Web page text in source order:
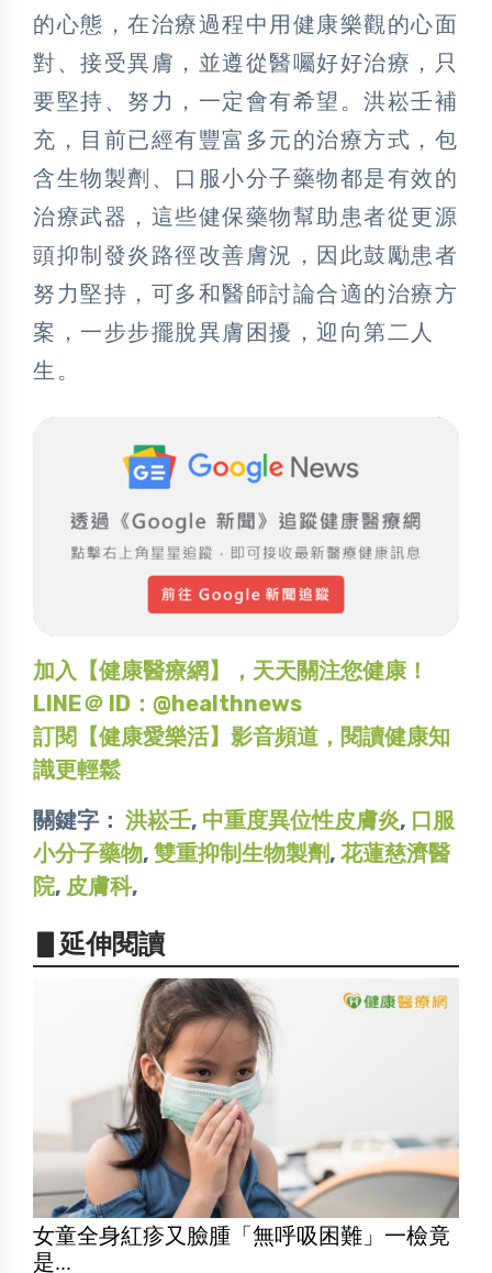
的心態，在治療過程中用健康樂觀的心面
對、接受異膚，並遵從醫囑好好治療，只
要堅持、努力，一定會有希望。洪崧壬補
充，目前已經有豐富多元的治療方式，包
含生物製劑、口服小分子藥物都是有效的
治療武器，這些健保藥物幫助患者從更源
頭抑制發炎路徑改善膚況，因此鼓勵患者
努力堅持，可多和醫師討論合適的治療方
案，一步步擺脫異膚困擾，迎向第二人
生。
加入【健康醫療網】，天天關注您健康！
LINE＠ ID：@healthnews
訂閱【健康愛樂活】影音頻道，閱讀健康知
識更輕鬆
關鍵字： 洪崧壬, 中重度異位性皮膚炎, 口服
小分子藥物, 雙重抑制生物製劑, 花蓮慈濟醫
院, 皮膚科,
▋延伸閱讀
女童全身紅疹又臉腫「無呼吸困難」一檢竟
是...